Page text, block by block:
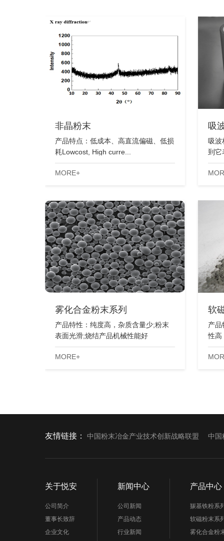
非晶粉末
产品特点：低成本、高直流偏磁、低损
耗Lowcost, High curre...
MORE+
吸
吸波
到它
雾化合金粉末系列
产品特性：纯度高，杂质含量少;粉末
表面光滑;烧结产品机械性能好
MORE+
软
产品
性高
友情链接： 中国粉末冶金产业技术创新战略联盟 中国
关于悦安
公司简介
董事长致辞
企业文化
新闻中心
公司新闻
产品动态
行业新闻
产品中心
羰基铁粉系
软磁粉末系
雾化合金粉